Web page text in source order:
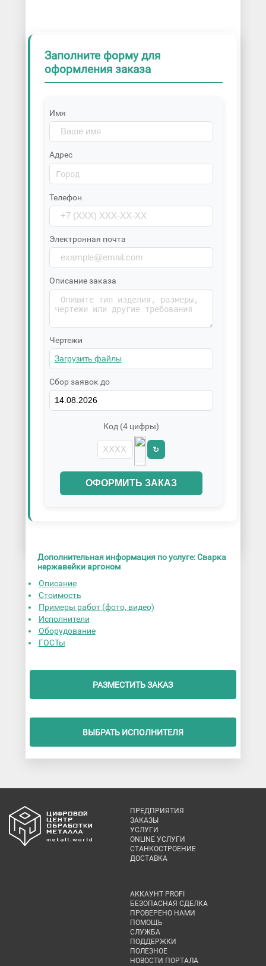
Заполните форму для
оформления заказа
Имя
Адрес
Телефон
Электронная почта
Описание заказа
Чертежи
Сбор заявок до
Код (4 цифры)
↻
ОФОРМИТЬ ЗАКАЗ
Дополнительная информация по услуге: Сварка
нержавейки аргоном
Описание
Стоимость
Примеры работ (фото, видео)
Исполнители
Оборудование
ГОСТы
РАЗМЕСТИТЬ ЗАКАЗ
ВЫБРАТЬ ИСПОЛНИТЕЛЯ
ПРЕДПРИЯТИЯ
ЗАКАЗЫ
УСЛУГИ
ONLINE УСЛУГИ
СТАНКОСТРОЕНИЕ
ДОСТАВКА
АККАУНТ PROFI
БЕЗОПАСНАЯ СДЕЛКА
ПРОВЕРЕНО НАМИ
ПОМОЩЬ
СЛУЖБА
ПОДДЕРЖКИ
ПОЛЕЗНОЕ
НОВОСТИ ПОРТАЛА